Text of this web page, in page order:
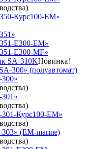
Курс100-EM»
Е300-ЕМ»
Е300-MF»
SA-310KНовинка!
300» (полуавтомат)
301-Курс100-ЕМ»
(EM-marine)